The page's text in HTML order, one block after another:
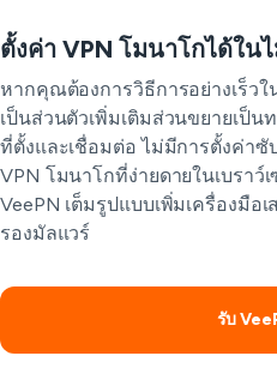
ตั้งค่า VPN โมนาโกได้ใน
หากคุณต้องการวิธีการอย่างเร็วใ
เป็นส่วนตัวเพิ่มเติมส่วนขยายเป็น
ที่ตั้งและเชื่อมต่อ ไม่มีการตั้งค่า
VPN โมนาโกที่ง่ายดายในเบรา
VeePN เต็มรูปแบบเพิ่มเครื่องมือ
รองมัลแวร์
รับ